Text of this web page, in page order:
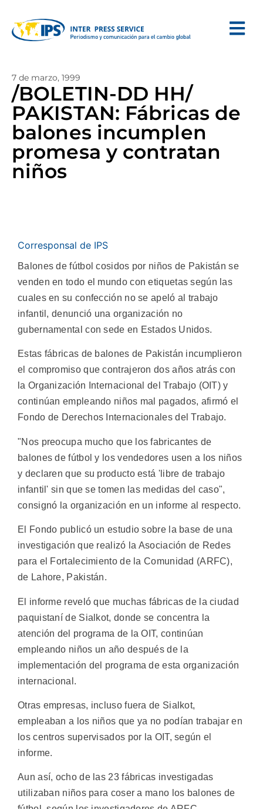
7 de marzo, 1999
/BOLETIN-DD HH/
PAKISTAN: Fábricas de
balones incumplen
promesa y contratan
niños
Corresponsal de IPS
Balones de fútbol cosidos por niños de Pakistán se
venden en todo el mundo con etiquetas según las
cuales en su confección no se apeló al trabajo
infantil, denunció una organización no
gubernamental con sede en Estados Unidos.
Estas fábricas de balones de Pakistán incumplieron
el compromiso que contrajeron dos años atrás con
la Organización Internacional del Trabajo (OIT) y
continúan empleando niños mal pagados, afirmó el
Fondo de Derechos Internacionales del Trabajo.
"Nos preocupa mucho que los fabricantes de
balones de fútbol y los vendedores usen a los niños
y declaren que su producto está 'libre de trabajo
infantil' sin que se tomen las medidas del caso",
consignó la organización en un informe al respecto.
El Fondo publicó un estudio sobre la base de una
investigación que realizó la Asociación de Redes
para el Fortalecimiento de la Comunidad (ARFC),
de Lahore, Pakistán.
El informe reveló que muchas fábricas de la ciudad
paquistaní de Sialkot, donde se concentra la
atención del programa de la OIT, continúan
empleando niños un año después de la
implementación del programa de esta organización
internacional.
Otras empresas, incluso fuera de Sialkot,
empleaban a los niños que ya no podían trabajar en
los centros supervisados por la OIT, según el
informe.
Aun así, ocho de las 23 fábricas investigadas
utilizaban niños para coser a mano los balones de